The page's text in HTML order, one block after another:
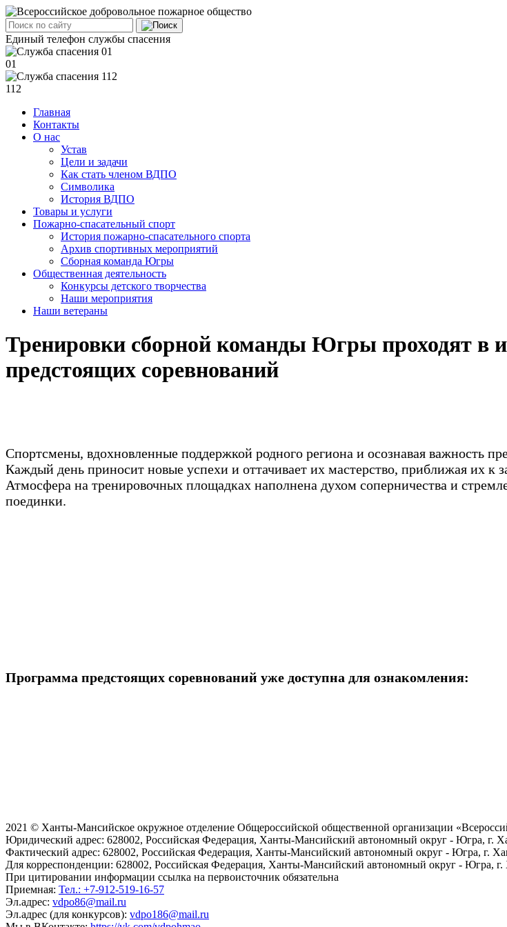
Единый телефон службы спасения
01
112
Главная
Контакты
О нас
Устав
Цели и задачи
Как стать членом ВДПО
Символика
История ВДПО
Товары и услуги
Пожарно-спасательный спорт
История пожарно-спасательного спорта
Архив спортивных мероприятий
Сборная команда Югры
Общественная деятельность
Конкурсы детского творчества
Наши мероприятия
Наши ветераны
Тренировки сборной команды Югры проходят в
предстоящих соревнований
Спортсмены, вдохновленные поддержкой родного региона и осознавая важность
Каждый день приносит новые успехи и оттачивает их мастерство, приближая их к
Атмосфера на тренировочных площадках наполнена духом соперничества и
поединки.
Программа предстоящих соревнований уже доступна для ознакомления:
2021 © Ханты-Мансийское окружное отделение Общероссийской общественной организации
Юридический адрес: 628002, Российская Федерация, Ханты-Мансийский автономный округ - Югра, г.
Фактический адрес: 628002, Российская Федерация, Ханты-Мансийский автономный округ - Югра, г.
Для корреспонденции: 628002, Российская Федерация, Ханты-Мансийский автономный округ - Югра,
При цитировании информации ссылка на первоисточник обязательна
Приемная: Тел.: +7-912-519-16-57
Эл.адрес: vdpo86@mail.ru
Эл.адрес (для конкурсов): vdpo186@mail.ru